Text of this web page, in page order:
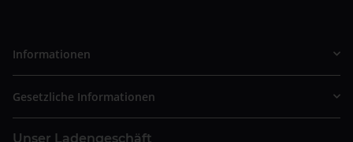
Informationen
Gesetzliche Informationen
Unser Ladengeschäft